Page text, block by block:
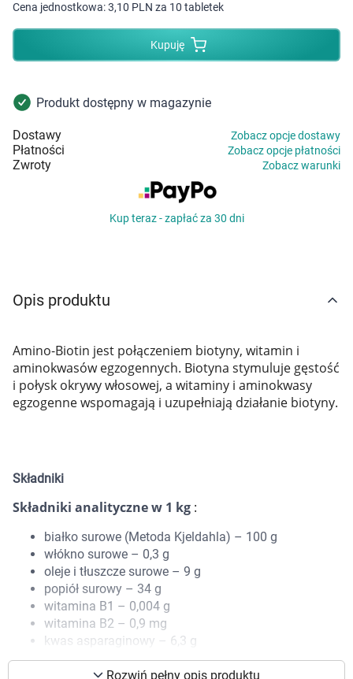
Korzystamy z plików cookies w celu
preferencji. Więcej informacji znajdziesz w
Higiena
Kosmetyki
Mężczyzna
Zdrowy styl życia
Sprzęt medyczny
Grupy produktowe
Marki
Cena jednostkowa:3,10 PLN za 10 tabletek
Kupuję
Produkt dostępny w magazynie
Dostawy Zobacz opcje dostawy
Płatności Zobacz opcje płatności
Zwroty Zobacz warunki
Kup teraz - zapłać za 30 dni
Opis produktu
Amino-Biotin jest połączeniem biotyny, witamin i
aminokwasów egzogennych. Biotyna stymuluje gęstość
i połysk okrywy włosowej, a witaminy i aminokwasy
egzogenne wspomagają i uzupełniają działanie biotyny.
Składniki
Składniki analityczne w 1 kg :
białko surowe (Metoda Kjeldahla) – 100 g
włókno surowe – 0,3 g
oleje i tłuszcze surowe – 9 g
popiół surowy – 34 g
witamina B1 – 0,004 g
witamina B2 – 0,9 mg
kwas asparaginowy – 6,3 g
treonina – 3,1 g
seryna – 3,5 gRozwiń pełny opis produktu